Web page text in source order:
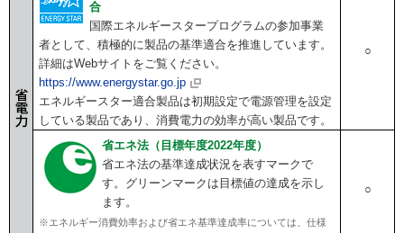
合
国際エネルギースタープログラムの参加事業
者として、積極的に製品の基準適合を推進しています。
詳細はWebサイトをご覧ください。
https://www.energystar.go.jp
エネルギースター適合製品は初期設定で電源管理を設定
している製品であり、消費電力の効率が高い製品です。
○
省エネ法（目標年度2022年度）
省エネ法の基準達成状況を表すマークで
す。グリーンマークは目標値の達成を示し
ます。
※エネルギー消費効率および省エネ基準達成率については、仕様
○